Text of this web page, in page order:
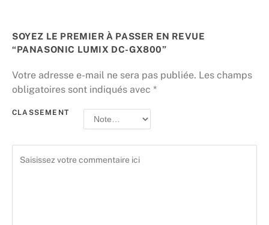
SOYEZ LE PREMIER À PASSER EN REVUE
“PANASONIC LUMIX DC-GX800”
Votre adresse e-mail ne sera pas publiée. Les champs
obligatoires sont indiqués avec *
CLASSEMENT